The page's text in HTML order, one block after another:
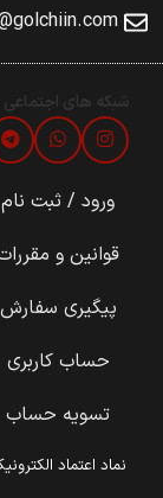
شبکه های اجتماعی
ورود / ثبت نام
قوانین و
پیگیری سفارش
حساب کاربری
تسویه حساب
نماد اعتماد